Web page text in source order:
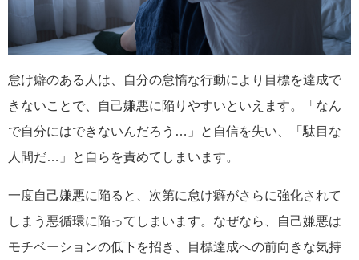
怠け癖のある人は、自分の怠惰な行動により目標を達成で
きないことで、自己嫌悪に陥りやすいといえます。「なん
で自分にはできないんだろう…」と自信を失い、「駄目な
人間だ…」と自らを責めてしまいます。
一度自己嫌悪に陥ると、次第に怠け癖がさらに強化されて
しまう悪循環に陥ってしまいます。なぜなら、自己嫌悪は
モチベーションの低下を招き、目標達成への前向きな気持